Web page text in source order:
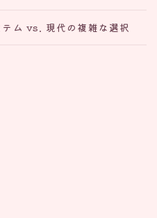
ム vs. 現代の複雑な選択